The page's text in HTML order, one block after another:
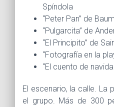
Spíndola
“Peter Pan” de Baum
“Pulgarcita” de
“El Principito” de
“Fotografía en la
“El cuento de
El escenario, la calle. La
el grupo. Más de 300